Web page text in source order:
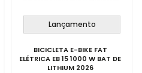
Lançamento
BICICLETA E-BIKE FAT
ELÉTRICA EB 15 1000 W BAT DE
LITHIUM 2026